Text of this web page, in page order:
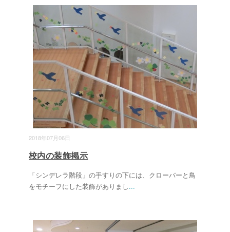
2018年07月06日
校内の装飾掲示
「シンデレラ階段」の手すりの下には、クローバーと鳥
をモチーフにした装飾がありまし...